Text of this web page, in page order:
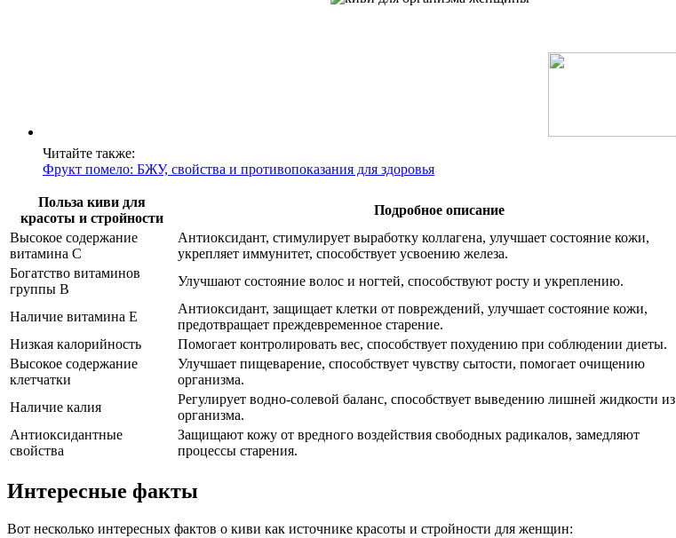
Читайте также:
Фрукт помело: БЖУ, свойства и противопоказания для здоровья
Польза киви для
красоты и стройности
Подробное описание
Высокое содержание
витамина С
Антиоксидант, стимулирует выработку коллагена, улучшает состояние кожи,
укрепляет иммунитет, способствует усвоению железа.
Богатство витаминов
группы В
Улучшают состояние волос и ногтей, способствуют росту и укреплению.
Наличие витамина Е
Антиоксидант, защищает клетки от повреждений, улучшает состояние кожи,
предотвращает преждевременное старение.
Низкая калорийность
Помогает контролировать вес, способствует похудению при соблюдении диеты.
Высокое содержание
клетчатки
Улучшает пищеварение, способствует чувству сытости, помогает очищению
организма.
Наличие калия
Регулирует водно-солевой баланс, способствует выведению лишней жидкости из
организма.
Антиоксидантные
свойства
Защищают кожу от вредного воздействия свободных радикалов, замедляют
процессы старения.
Интересные факты
Вот несколько интересных фактов о киви как источнике красоты и стройности для женщин: